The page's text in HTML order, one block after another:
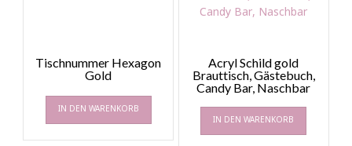
Tischnummer Hexagon
Gold
IN DEN WARENKORB
Acryl Schild gold
Brauttisch, Gästebuch,
Candy Bar, Naschbar
IN DEN WARENKORB